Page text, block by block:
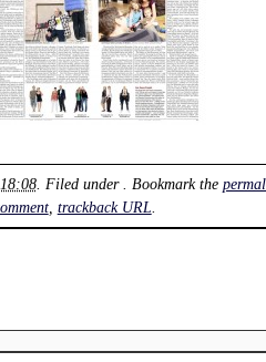
. Filed under . Bookmark the
, trackback URL